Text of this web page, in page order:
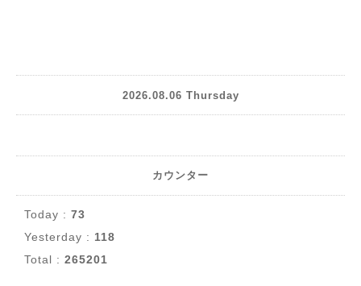
2026.08.06 Thursday
カウンター
Today : 73
Yesterday : 118
Total : 265201